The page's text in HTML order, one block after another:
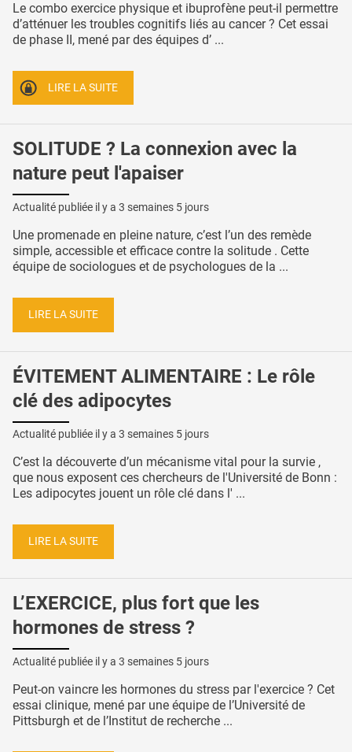
Le combo exercice physique et ibuprofène peut-il permettre
d’atténuer les troubles cognitifs liés au cancer ? Cet essai
de phase II, mené par des équipes d’ ...
LIRE LA SUITE
SOLITUDE ? La connexion avec la
nature peut l'apaiser
Actualité publiée il y a 3 semaines 5 jours
Une promenade en pleine nature, c’est l’un des remède
simple, accessible et efficace contre la solitude . Cette
équipe de sociologues et de psychologues de la ...
LIRE LA SUITE
ÉVITEMENT ALIMENTAIRE : Le rôle
clé des adipocytes
Actualité publiée il y a 3 semaines 5 jours
C’est la découverte d’un mécanisme vital pour la survie ,
que nous exposent ces chercheurs de l'Université de Bonn :
Les adipocytes jouent un rôle clé dans l' ...
LIRE LA SUITE
L’EXERCICE, plus fort que les
hormones de stress ?
Actualité publiée il y a 3 semaines 5 jours
Peut-on vaincre les hormones du stress par l'exercice ? Cet
essai clinique, mené par une équipe de l’Université de
Pittsburgh et de l’Institut de recherche ...